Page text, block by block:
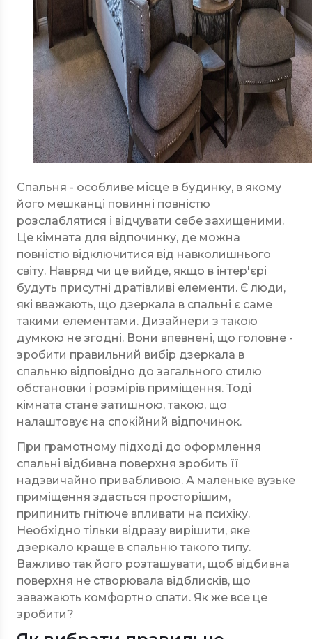
Спальня - особливе місце в будинку, в якому
його мешканці повинні повністю
розслаблятися і відчувати себе захищеними.
Це кімната для відпочинку, де можна
повністю відключитися від навколишнього
світу. Навряд чи це вийде, якщо в інтер'єрі
будуть присутні дратівливі елементи. Є люди,
які вважають, що дзеркала в спальні є саме
такими елементами. Дизайнери з такою
думкою не згодні. Вони впевнені, що головне -
зробити правильний вибір дзеркала в
спальню відповідно до загального стилю
обстановки і розмірів приміщення. Тоді
кімната стане затишною, такою, що
налаштовує на спокійний відпочинок.
При грамотному підході до оформлення
спальні відбивна поверхня зробить її
надзвичайно привабливою. А маленьке вузьке
приміщення здасться просторішим,
припинить гнітюче впливати на психіку.
Необхідно тільки відразу вирішити, яке
дзеркало краще в спальню такого типу.
Важливо так його розташувати, щоб відбивна
поверхня не створювала відблисків, що
заважають комфортно спати. Як же все це
зробити?